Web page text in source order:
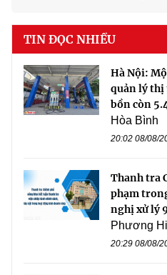
TIN ĐỌC NHIỀU
Hà Nội:
quản lý
bồn còn
Hòa Bình
20:02 08/08/
Thanh tra
phạm
nghị xử lý
Phương
20:29 08/08/